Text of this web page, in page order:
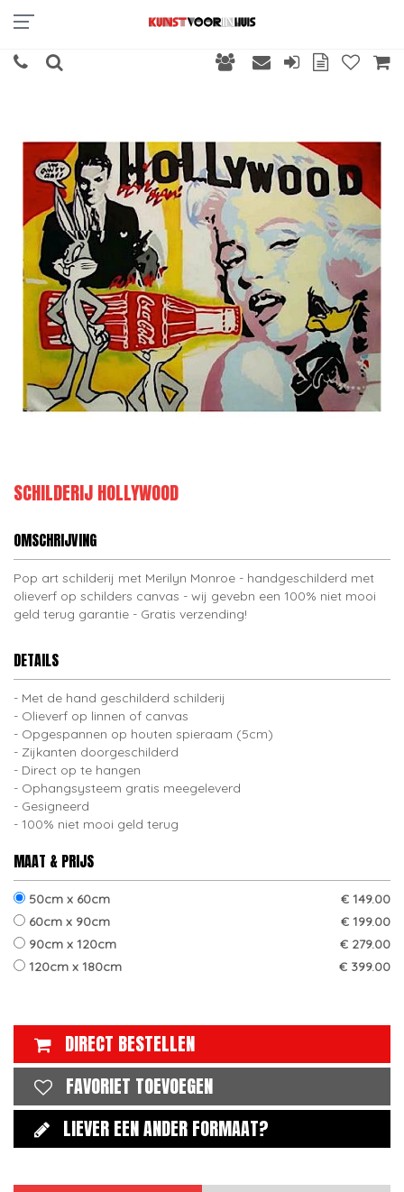
SCHILDERIJ HOLLYWOOD
OMSCHRIJVING
Pop art schilderij met Merilyn Monroe - handgeschilderd met
olieverf op schilders canvas - wij gevebn een 100% niet mooi
geld terug garantie - Gratis verzending!
DETAILS
Met de hand geschilderd schilderij
Olieverf op linnen of canvas
Opgespannen op houten spieraam (5cm)
Zijkanten doorgeschilderd
Direct op te hangen
Ophangsysteem gratis meegeleverd
Gesigneerd
100% niet mooi geld terug
MAAT & PRIJS
50cm x 60cm
€ 149.00
60cm x 90cm
€ 199.00
90cm x 120cm
€ 279.00
120cm x 180cm
€ 399.00
DIRECT BESTELLEN
FAVORIET TOEVOEGEN
LIEVER EEN ANDER FORMAAT?